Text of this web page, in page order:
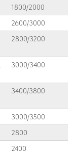
1800/2000
2600/3000
2800/3200
3000/3400
3400/3800
3000/3500
2800
2400